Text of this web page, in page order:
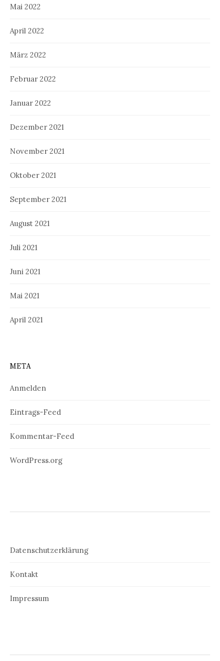
Mai 2022
April 2022
März 2022
Februar 2022
Januar 2022
Dezember 2021
November 2021
Oktober 2021
September 2021
August 2021
Juli 2021
Juni 2021
Mai 2021
April 2021
META
Anmelden
Eintrags-Feed
Kommentar-Feed
WordPress.org
Datenschutzerklärung
Kontakt
Impressum